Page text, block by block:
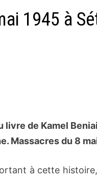
1945 à
livre de Kamel
Massacres du 8
à cette